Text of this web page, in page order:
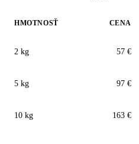
HMOTNOSŤ CENA
2 kg 57 €
5 kg 97 €
10 kg 163 €